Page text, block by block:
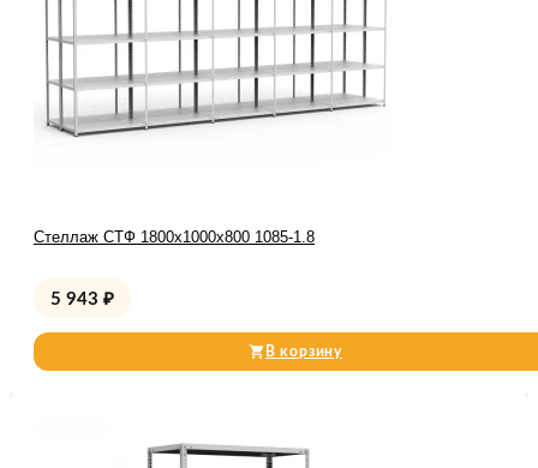
Стеллаж СТФ 1800x1000x800 1085-1.8
5 943 ₽
В корзину